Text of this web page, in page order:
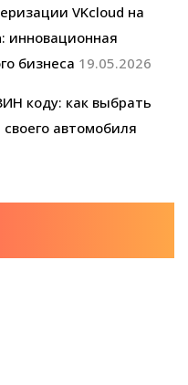
VKcloud на
инновационная
бизнеса 19.05.2026
коду: как выбрать
автомобиля